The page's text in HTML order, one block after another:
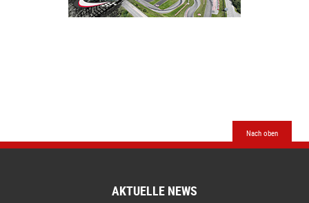
Nach oben
AKTUELLE NEWS